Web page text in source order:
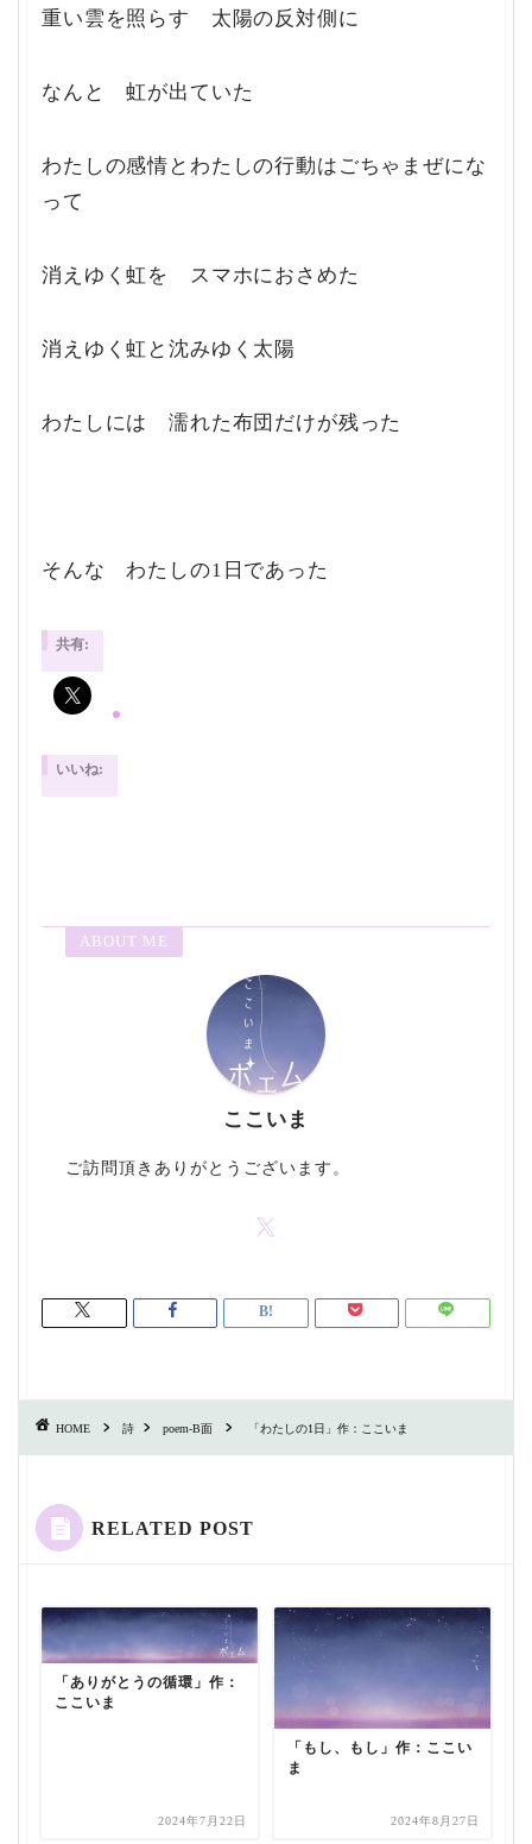
重い雲を照らす 太陽の反対側に
なんと 虹が出ていた
わたしの感情とわたしの行動はごちゃまぜにな
って
消えゆく虹を スマホにおさめた
消えゆく虹と沈みゆく太陽
わたしには 濡れた布団だけが残った
そんな わたしの1日であった
共有:
いいね:
ABOUT ME
ここいま
ご訪問頂きありがとうございます。
HOME 詩 poem-B面 「わたしの1日」作：ここいま
RELATED POST
「ありがとうの循環」作：
ここいま
2024年7月22日
「もし、もし」作：ここい
ま
2024年8月27日